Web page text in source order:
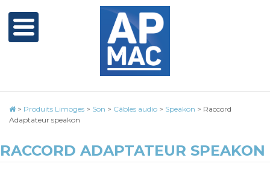
> Produits Limoges > Son > Câbles audio > Speakon > Raccord
Adaptateur speakon
RACCORD ADAPTATEUR SPEAKON